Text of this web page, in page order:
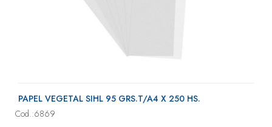
PAPEL VEGETAL SIHL 95 GRS.T/A4 X 250 HS.
Cod.:6869